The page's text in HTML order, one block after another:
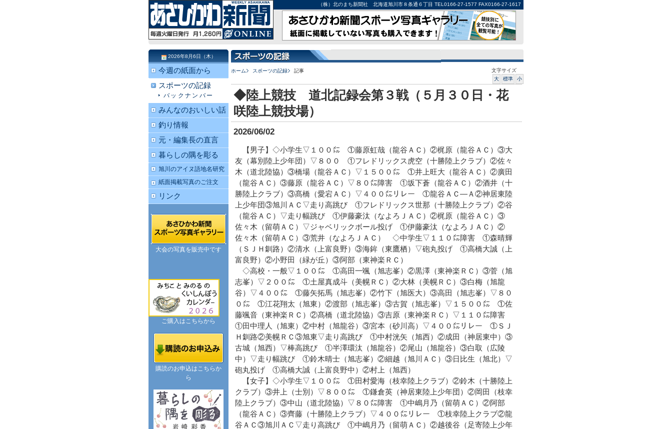
（株）北のまち新聞社 北海道旭川市８条通６丁目 TEL0166-27-1577 FAX0166-27-1617
ホーム スポーツの記録 記事
文字サイズ
大
標準 小
◆陸上競技 道北記録会第３戦（５月３０日・花
咲陸上競技場）
2026/06/02
【男子】◇小学生▽１００㍍ ①藤原虹哉（龍谷ＡＣ）②梶原（龍谷ＡＣ）③大
友（幕別陸上少年団）▽８００ ①フレドリックス虎空（十勝陸上クラブ）②佐々
木（道北陸協）③橋場（龍谷ＡＣ）▽１５００㍍ ①井上旺大（龍谷ＡＣ）②廣田
（龍谷ＡＣ）③藤原（龍谷ＡＣ）▽８０㍍障害 ①坂下蒼（龍谷ＡＣ）②酒井（十
勝陸上クラブ）③髙橋（愛宕ＡＣ）▽４００㍍リレー ①龍谷ＡＣ―Ａ②神居東陸
上少年団③旭川ＡＣ▽走り高跳び ①フレドリックス世那（十勝陸上クラブ）②谷
（龍谷ＡＣ）▽走り幅跳び ①伊藤豪汰（なよろＪＡＣ）②梶原（龍谷ＡＣ）③
佐々木（留萌ＡＣ）▽ジャベリックボール投げ ①伊藤豪汰（なよろＪＡＣ）②
佐々木（留萌ＡＣ）③荒井（なよろＪＡＣ） ◇中学生▽１１０㍍障害 ①森晴輝
（ＳＪＨ釧路）②清水（上富良野）③海鉾（東鷹栖）▽砲丸投げ ①高橋大誠（上
富良野）②小野田（緑が丘）③阿部（東神楽ＲＣ）
◇高校・一般▽１００㍍ ①高田一颯（旭志峯）②黒澤（東神楽ＲＣ）③菅（旭
志峯）▽２００㍍ ①土屋真成斗（美幌ＲＣ）②大林（美幌ＲＣ）③白梅（旭龍
谷）▽４００㍍ ①藤矢拓馬（旭志峯）②竹下（旭医大）③高田（旭志峯）▽８０
０㍍ ①江花翔太（旭東）②渡部（旭志峯）③古賀（旭志峯）▽１５００㍍ ①佐
藤颯音（東神楽ＲＣ）②髙橋（道北陸協）③吉原（東神楽ＲＣ）▽１１０㍍障害
①田中理人（旭東）②中村（旭龍谷）③宮本（砂川高）▽４００㍍リレー ①ＳＪ
Ｈ釧路②美幌ＲＣ③旭東▽走り高跳び ①中村洸矢（旭西）②成田（神居東中）③
古城（旭西）▽棒高跳び ①半澤環汰（旭龍谷）②尾山（旭龍谷）③白取（広陵
中）▽走り幅跳び ①鈴木晴士（旭志峯）②細越（旭川ＡＣ）③日比生（旭北）▽
砲丸投げ ①高橋大誠（上富良野中）②村上（旭西）
【女子】◇小学生▽１００㍍ ①田村愛海（枝幸陸上クラブ）②鈴木（十勝陸上
クラブ）③井上（士別）▽８００㍍ ①鎌倉英（神居東陸上少年団）②岡田（枝幸
陸上クラブ）③中山（道北陸協）▽８０㍍障害 ①中嶋月乃（留萌ＡＣ）②阿部
（龍谷ＡＣ）③齊藤（十勝陸上クラブ）▽４００㍍リレー ①枝幸陸上クラブ②龍
谷ＡＣ③旭川ＡＣ▽走り高跳び ①中嶋月乃（留萌ＡＣ）②越後谷（足寄陸上少年
2026年8月6日（木）
今週の紙面から
スポーツの記録
バックナンバー
みんなのおいしい話
釣り情報
元・編集長の直言
暮らしの隅を彫る
旭川のアイヌ語地名研究
紙面掲載写真のご注文
リンク
大会の写真を販売中です
ご購入はこちらから
購読のお申込はこちらか
ら